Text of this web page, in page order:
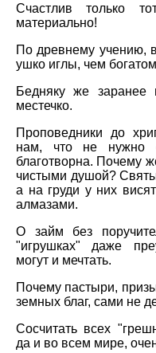
Счастлив только
материально!
По древнему учению,
ушко иглы, чем
Бедняку же заранее
местечко.
Проповедники до
нам, что не нужно
благотворна. Почему
чистыми душой?
а на груди у них
алмазами.
О займ без
"игрушках" даже
могут и мечтать.
Почему пастыри,
земных благ, сами не
Сосчитать всех
да и во всем мире,